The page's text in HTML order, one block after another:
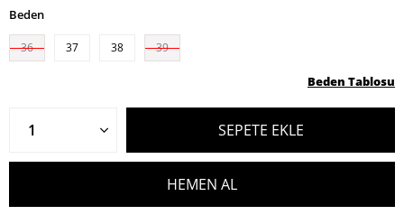
Beden
36 37 38 39
Beden Tablosu